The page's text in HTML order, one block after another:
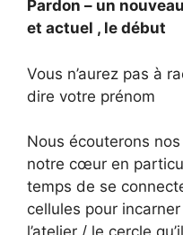
Pardon – un
et actuel , le début
Vous n’aurez pas à
dire votre prénom
Nous écouterons
notre cœur en
temps de se
cellules pour